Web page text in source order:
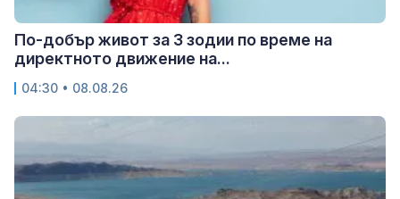
По-добър живот за 3 зодии по време на
директното движение на...
04:30 • 08.08.26